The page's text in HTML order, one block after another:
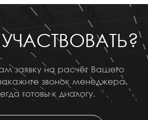
заявку на расчёт Вашего
звонок менеджера.
готовы к диалогу.